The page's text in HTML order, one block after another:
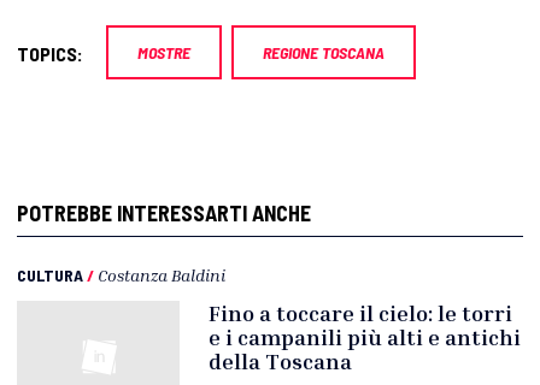
TOPICS: MOSTRE REGIONE TOSCANA
POTREBBE INTERESSARTI ANCHE
CULTURA/ Costanza Baldini
Fino a toccare il cielo: le torri
e i campanili più alti e antichi
della Toscana